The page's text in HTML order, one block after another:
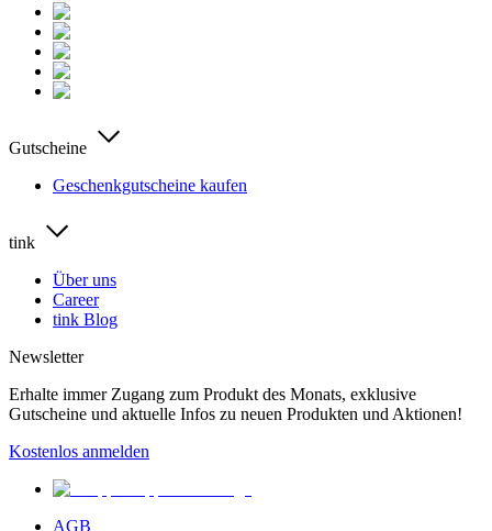
Gutscheine
Geschenkgutscheine kaufen
tink
Über uns
Career
tink Blog
Newsletter
Erhalte immer Zugang zum Produkt des Monats, exklusive
Gutscheine und aktuelle Infos zu neuen Produkten und Aktionen!
Kostenlos anmelden
AGB